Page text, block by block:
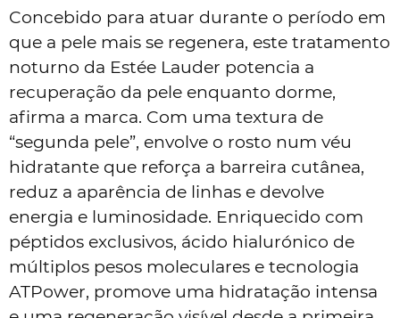
Concebido para atuar durante o período em
que a pele mais se regenera, este tratamento
noturno da Estée Lauder potencia a
recuperação da pele enquanto dorme,
afirma a marca. Com uma textura de
“segunda pele”, envolve o rosto num véu
hidratante que reforça a barreira cutânea,
reduz a aparência de linhas e devolve
energia e luminosidade. Enriquecido com
péptidos exclusivos, ácido hialurónico de
múltiplos pesos moleculares e tecnologia
ATPower, promove uma hidratação intensa